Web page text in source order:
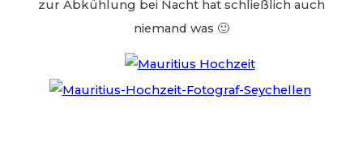
zur Abkühlung bei Nacht hat schließlich auch
niemand was 🙂